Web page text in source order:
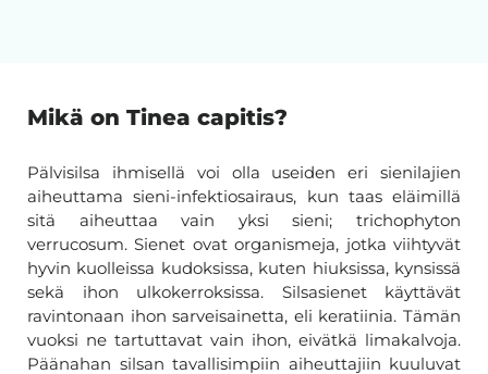
Mikä on Tinea capitis?
Pälvisilsa ihmisellä voi olla useiden eri sienilajien
aiheuttama sieni-infektiosairaus, kun taas eläimillä
sitä aiheuttaa vain yksi sieni; trichophyton
verrucosum. Sienet ovat organismeja, jotka viihtyvät
hyvin kuolleissa kudoksissa, kuten hiuksissa, kynsissä
sekä ihon ulkokerroksissa. Silsasienet käyttävät
ravintonaan ihon sarveisainetta, eli keratiinia. Tämän
vuoksi ne tartuttavat vain ihon, eivätkä limakalvoja.
Päänahan silsan tavallisimpiin aiheuttajiin kuuluvat